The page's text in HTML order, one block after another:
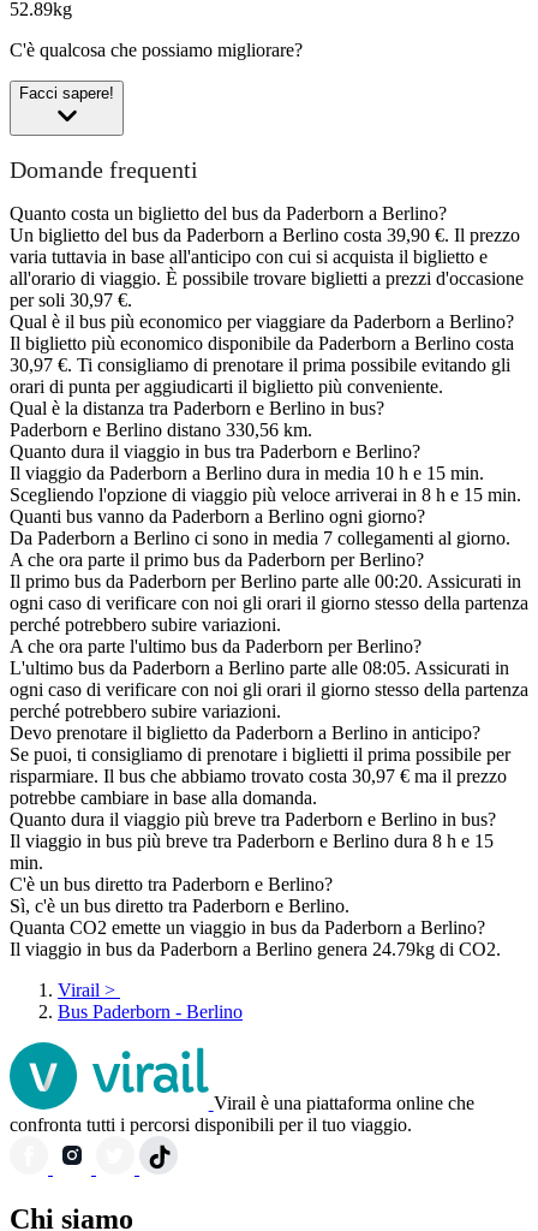
52.89kg
C'è qualcosa che possiamo migliorare?
Facci sapere!
Domande frequenti
Quanto costa un biglietto del bus da Paderborn a Berlino?
Un biglietto del bus da Paderborn a Berlino costa 39,90 €. Il prezzo
varia tuttavia in base all'anticipo con cui si acquista il biglietto e
all'orario di viaggio. È possibile trovare biglietti a prezzi d'occasione
per soli 30,97 €.
Qual è il bus più economico per viaggiare da Paderborn a Berlino?
Il biglietto più economico disponibile da Paderborn a Berlino costa
30,97 €. Ti consigliamo di prenotare il prima possibile evitando gli
orari di punta per aggiudicarti il biglietto più conveniente.
Qual è la distanza tra Paderborn e Berlino in bus?
Paderborn e Berlino distano 330,56 km.
Quanto dura il viaggio in bus tra Paderborn e Berlino?
Il viaggio da Paderborn a Berlino dura in media 10 h e 15 min.
Scegliendo l'opzione di viaggio più veloce arriverai in 8 h e 15 min.
Quanti bus vanno da Paderborn a Berlino ogni giorno?
Da Paderborn a Berlino ci sono in media 7 collegamenti al giorno.
A che ora parte il primo bus da Paderborn per Berlino?
Il primo bus da Paderborn per Berlino parte alle 00:20. Assicurati in
ogni caso di verificare con noi gli orari il giorno stesso della partenza
perché potrebbero subire variazioni.
A che ora parte l'ultimo bus da Paderborn per Berlino?
L'ultimo bus da Paderborn a Berlino parte alle 08:05. Assicurati in
ogni caso di verificare con noi gli orari il giorno stesso della partenza
perché potrebbero subire variazioni.
Devo prenotare il biglietto da Paderborn a Berlino in anticipo?
Se puoi, ti consigliamo di prenotare i biglietti il prima possibile per
risparmiare. Il bus che abbiamo trovato costa 30,97 € ma il prezzo
potrebbe cambiare in base alla domanda.
Quanto dura il viaggio più breve tra Paderborn e Berlino in bus?
Il viaggio in bus più breve tra Paderborn e Berlino dura 8 h e 15
min.
C'è un bus diretto tra Paderborn e Berlino?
Sì, c'è un bus diretto tra Paderborn e Berlino.
Quanta CO2 emette un viaggio in bus da Paderborn a Berlino?
Il viaggio in bus da Paderborn a Berlino genera 24.79kg di CO2.
Virail >
Bus Paderborn - Berlino
Virail è una piattaforma online che
confronta tutti i percorsi disponibili per il tuo viaggio.
Chi siamo